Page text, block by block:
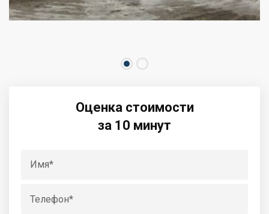
Оценка стоимости
за 10 минут